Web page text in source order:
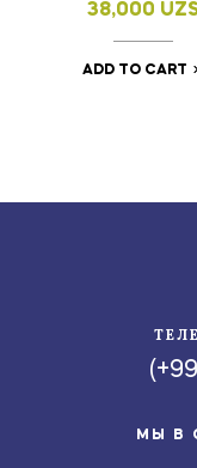
Exponenta High-
клубника-
без лактозы 250
38,000
ADD TO CART
МЫ В